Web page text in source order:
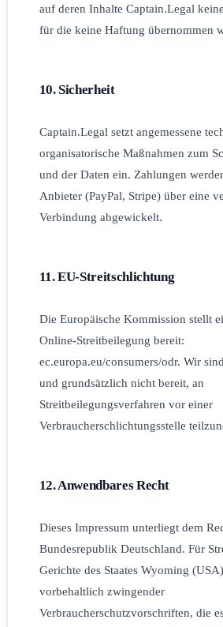
auf deren Inhalte Captain.Legal
für die keine Haftung übernommen
10. Sicherheit
Captain.Legal setzt angemessene
organisatorische Maßnahmen zum
und der Daten ein. Zahlungen
Anbieter (PayPal, Stripe) über eine
Verbindung abgewickelt.
11. EU-Streitschlichtung
Die Europäische Kommission stellt
Online-Streitbeilegung bereit:
ec.europa.eu/consumers/odr. Wir
und grundsätzlich nicht bereit, an
Streitbeilegungsverfahren vor einer
Verbraucherschlichtungsstelle
12. Anwendbares Recht
Dieses Impressum unterliegt dem
Bundesrepublik Deutschland. Für
Gerichte des Staates Wyoming
vorbehaltlich zwingender
Verbraucherschutzvorschriften, die